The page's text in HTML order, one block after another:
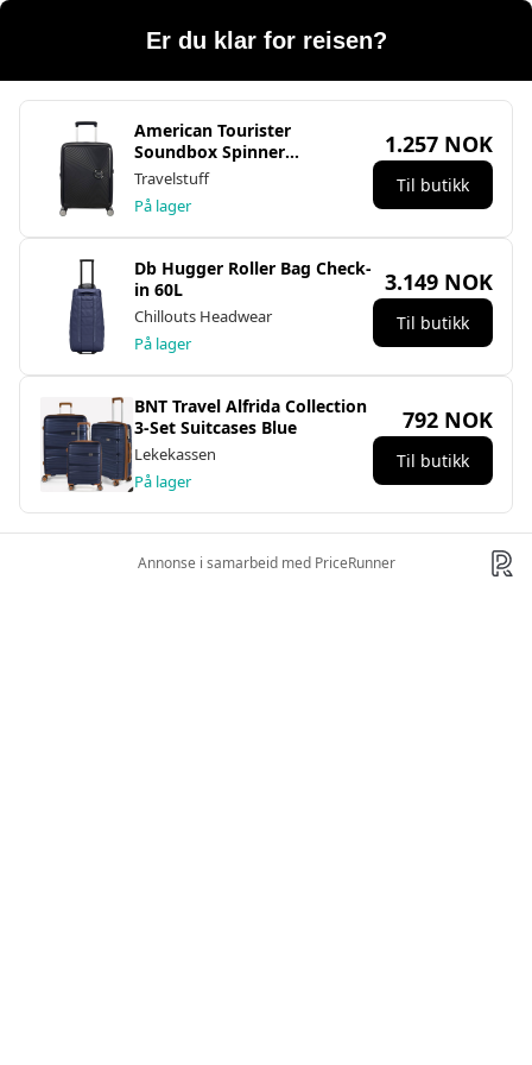
Er du klar for reisen?
American Tourister
Soundbox Spinner
Expandable 55cm - Black
Travelstuff
På lager
1.257 NOK
Til butikk
Db Hugger Roller Bag Check-
in 60L
Chillouts Headwear
På lager
3.149 NOK
Til butikk
BNT Travel Alfrida Collection
3-Set Suitcases Blue
Lekekassen
På lager
792 NOK
Til butikk
Annonse i samarbeid med PriceRunner